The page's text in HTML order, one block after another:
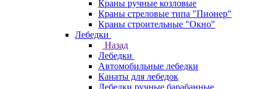
Краны ручные козловые
Краны стреловые типа "Пионер"
Краны строительные "Окно"
Лебедки
Назад
Лебедки
Автомобильные лебедки
Канаты для лебедок
Лебедки ручные барабанные